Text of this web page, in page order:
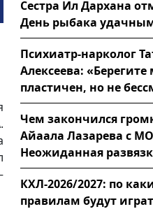
Сестра Ил Дархана
День рыбака
Психиатр-нарколог
Алексеева: «Берегите
пластичен, но не
Чем закончился
Айаала Лазарева с
Неожиданная
КХЛ-2026/2027: по
правилам будут